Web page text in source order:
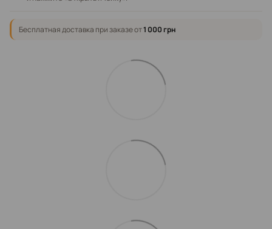
Бесплатная доставка при заказе от1 000 грн